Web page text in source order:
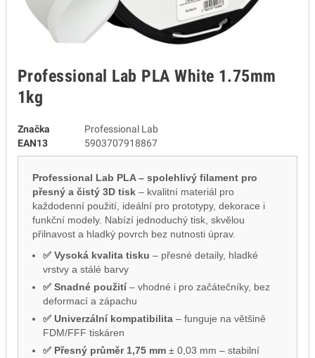
Professional Lab PLA White 1.75mm
1kg
Značka
Professional Lab
EAN13
5903707918867
Professional Lab PLA – spolehlivý filament pro
přesný a čistý 3D tisk – kvalitní materiál pro
každodenní použití, ideální pro prototypy, dekorace i
funkční modely. Nabízí jednoduchý tisk, skvělou
přilnavost a hladký povrch bez nutnosti úprav.
✅ Vysoká kvalita tisku – přesné detaily, hladké
vrstvy a stálé barvy
✅ Snadné použití – vhodné i pro začátečníky, bez
deformací a zápachu
✅ Univerzální kompatibilita – funguje na většině
FDM/FFF tiskáren
✅ Přesný průměr 1,75 mm ± 0,03 mm – stabilní